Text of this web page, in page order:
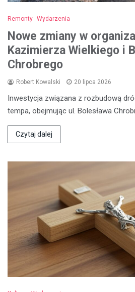
Remonty Wydarzenia
Nowe zmiany w
Kazimierza Wielkiego i
Chrobrego
Robert Kowalski 20 lipca 2026
Inwestycja związana z rozbudową
tempa, obejmując ul. Bolesława
Czytaj dalej